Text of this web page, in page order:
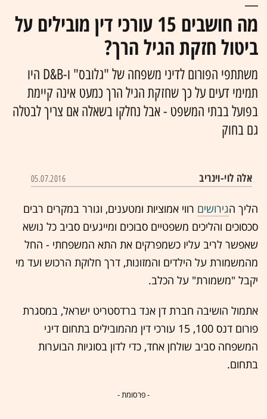
מה חושבים 15 עורכי דין מובילים על
ביטול חזקת הגיל הרך?
משתתפי הפורום לדיני משפחה של "גלובס" ו-D&B היו
תמימי דעים על כך שחזקת הגיל הרך כמעט אינה קיימת
בפועל בבתי המשפט - אבל נחלקו בשאלה אם צריך לבטלה
גם בחוק
אלה לוי-וינריב 05.07.2016
הליך הגירושים רווי אמוציות ומטענים, וגורר במקרים רבים
סכסוכים והליכים משפטיים סבוכים ומייגעים סביב כל נושא
שאפשר לריב עליו כשמפרקים את התא המשפחתי - החל
מהמשמורת על הילדים והמזונות, דרך חלוקת הרכוש ועד מי
יקבל "משמורת" על הכלב.
אתמול הושיבה חברת דן אנד ברדסטריט ישראל, במסגרת
פורום דנס 100, 15 עורכי דין מהמובילים בתחום דיני
המשפחה סביב שולחן אחד, כדי לדון בסוגיות הבוערות
בתחום.
- פרסומת -